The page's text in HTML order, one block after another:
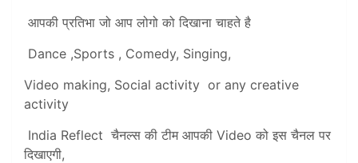
आपकी प्रतिभा जो आप लोगो को दिखाना चाहते है
Dance ,Sports , Comedy, Singing,
Video making, Social activity or any creative
activity
India Reflect चैनल्स की टीम आपकी Video को इस चैनल पर
दिखाएगी,